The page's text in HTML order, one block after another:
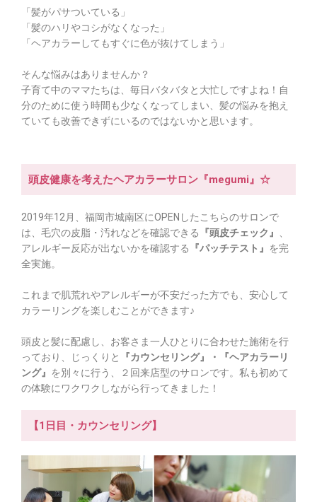
「髪がパサついている」
「髪のハリやコシがなくなった」
「ヘアカラーしてもすぐに色が抜けてしまう」
そんな悩みはありませんか？
子育て中のママたちは、毎日バタバタと大忙しですよね！自
分のために使う時間も少なくなってしまい、髪の悩みを抱え
ていても改善できずにいるのではないかと思います。
頭皮健康を考えたヘアカラーサロン『megumi』☆
2019年12月、福岡市城南区にOPENしたこちらのサロンで
は、毛穴の皮脂・汚れなどを確認できる
『頭皮チェック』
、
アレルギー反応が出ないかを確認する
『パッチテスト』
を完
全実施。
これまで肌荒れやアレルギーが不安だった方でも、安心して
カラーリングを楽しむことができます♪
頭皮と髪に配慮し、お客さま一人ひとりに合わせた施術を行
っており、じっくりと
『カウンセリング』・『ヘアカラーリ
ング』
を別々に行う、２回来店型のサロンです。私も初めて
の体験にワクワクしながら行ってきました！
【1日目・カウンセリング】